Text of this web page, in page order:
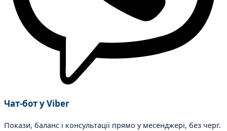
Чат-бот у Viber
Покази, баланс і консультації прямо у месенджері, без черг.